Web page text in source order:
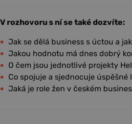
V rozhovoru s ní se také dozvíte:
Jak se dělá business s úctou a
Jakou hodnotu má dnes dobrý
O čem jsou jednotlivé projekty
Co spojuje a sjednocuje
Jaká je role žen v českém